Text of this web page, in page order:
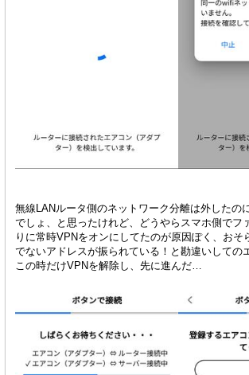
無線LANルータ側のネットワーク分離は外したの
でしょ、と思ったけれど、どうやらスマホ側でフ
りに常時VPNをオンにしてたのが原因ぽく、おそ
でないアドレスが振られている！と勘違いしての
この時だけVPNを解除し、先に進んだ…